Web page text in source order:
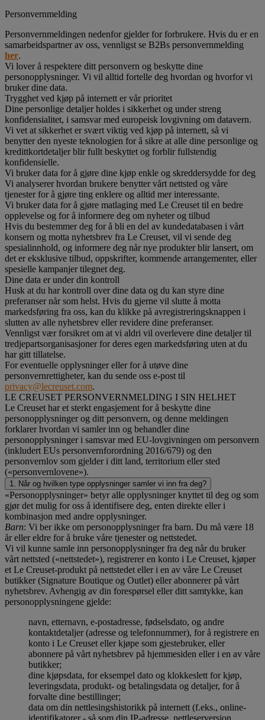
Personvernmelding
Personvernmeldingen nedenfor gjelder for forbrukere. Hvis du er en
samarbeidspartner av oss, vennligst se B2Bs personvernmelding
her.
Vi lover å respektere ditt personvern og beskytte dine
personopplysninger. Vi vil alltid fortelle deg hvordan og hvorfor vi
bruker dine data.
Trygghet ved kjøp på internett er vår prioritet
Dine personlige detaljer holdes i sikkerhet og under streng
konfidensialitet, i samsvar med europeisk lovgivning om datavern.
Vi vet at sikkerhet er svært viktig ved kjøp på internett, så vi
benytter den nyeste teknologien for å sikre at alle dine personlige og
kredittkortdetaljer blir fullt beskyttet og forblir fullstendig
konfidensielle.
Vi bruker data for å gjøre dine kjøp enkle og skreddersydde for deg
Vi analyserer hvordan brukere benytter vårt nettsted og våre
tjenester for å gjøre ting enklere og alltid mer interessante.
Vi bruker data for å gjøre matlaging med Le Creuset til en bedre
opplevelse og for å informere deg om nyheter og tilbud
Hvis du bestemmer deg for å bli en del av kundedatabasen i vårt
konsern og motta nyhetsbrev fra Le Creuset, vil vi sende deg
spesialinnhold, og informere deg når nye produkter blir lansert, om
det er eksklusive tilbud, oppskrifter, kommende arrangementer, eller
spesielle kampanjer tilegnet deg.
Dine data er under din kontroll
Husk at du har kontroll over dine data og du kan styre dine
preferanser når som helst. Hvis du gjerne vil slutte å motta
markedsføring fra oss, kan du klikke på avregistreringsknappen i
slutten av alle nyhetsbrev eller revidere dine preferanser.
Vennligst vær forsikret om at vi aldri vil overlevere dine detaljer til
tredjepartsorganisasjoner for deres egen markedsføring uten at du
har gitt tillatelse.
For eventuelle opplysninger eller for å utøve dine
personvernrettigheter, kan du sende oss e-post til
privacy@lecreuset.com.
LE CREUSET PERSONVERNMELDING I SIN HELHET
Le Creuset har et sterkt engasjement for å beskytte dine
personopplysninger og ditt personvern, og denne meldingen
forklarer hvordan vi samler inn og behandler dine
personopplysninger i samsvar med EU-lovgivningen om personvern
(inkludert EUs personvernforordning 2016/679) og den
personvernlov som gjelder i ditt land, territorium eller sted
(«personvernlovene»).
1. Når og hvilken type opplysninger samler vi inn fra deg?
«Personopplysninger» betyr alle opplysninger knyttet til deg og som
gjør det mulig for oss å identifisere deg, enten direkte eller i
kombinasjon med andre opplysninger.
Barn: Vi ber ikke om personopplysninger fra barn. Du må være 18
år eller eldre for å bruke våre tjenester og nettstedet.
Vi vil kunne samle inn personopplysninger fra deg når du bruker
vårt nettsted («nettstedet»), registrerer en konto i Le Creuset, kjøper
et Le Creuset-produkt på nettstedet eller i en av våre Le Creuset
butikker (Signature Boutique og Outlet) eller abonnerer på vårt
nyhetsbrev. Avhengig av din forespørsel eller ditt samtykke, kan
personopplysningene gjelde:
navn, etternavn, e-postadresse, fødselsdato, og andre
kontaktdetaljer (adresse og telefonnummer), for å registrere en
konto i Le Creuset eller kjøpe som gjestebruker, eller
abonnere på vårt nyhetsbrev på hjemmesiden eller i en av våre
butikker;
dine kjøpsdata, for eksempel dato og klokkeslett for kjøp,
leveringsdata, produkt- og betalingsdata og detaljer, for å
forvalte dine bestillinger;
data om din nettlesingshistorikk på internett (f.eks., online-